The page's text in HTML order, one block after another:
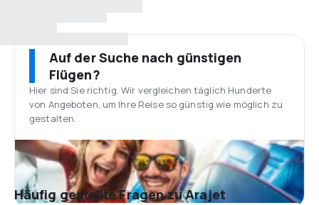
Auf der Suche nach günstigen
Flügen?
Hier sind Sie richtig. Wir vergleichen täglich Hunderte
von Angeboten, um Ihre Reise so günstig wie möglich zu
gestalten.
Häufig gestellte Fragen zu Arajet